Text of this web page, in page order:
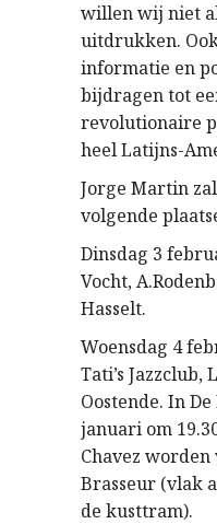
willen wij niet
uitdrukken.
informatie en
bijdragen tot
revolutionaire
heel Latijns-
Jorge Martin
volgende
Dinsdag 3
Vocht,
Hasselt.
Woensdag 4
Tati’s Jazzclub,
Oostende. In
januari om
Chavez
Brasseur (vlak
de kusttram).